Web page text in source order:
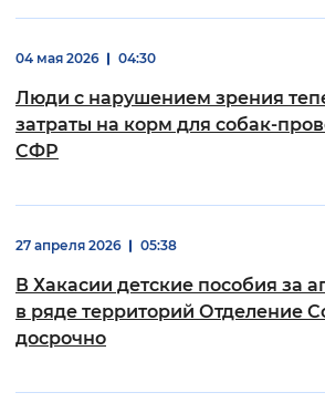
Вернуть
04 мая 2026 04:30
Люди с нарушением зрения
затраты на корм для собак-
СФР
27 апреля 2026 05:38
В Хакасии детские пособия за
в ряде территорий Отделение
досрочно